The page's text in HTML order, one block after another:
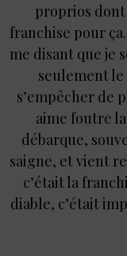
proprios dont
franchise pour
me disant que je
seulement le
s’empêcher de
aime foutre
débarque,
saigne, et vient
c’était la
diable, c’était